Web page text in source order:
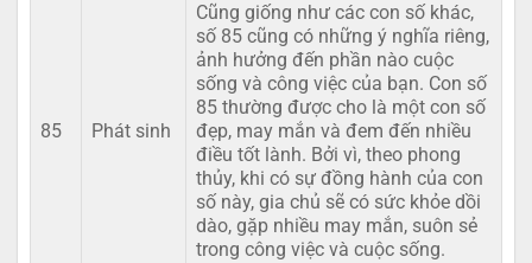
85 Phát sinh
Cũng giống như các con số khác,
số 85 cũng có những ý nghĩa riêng,
ảnh hưởng đến phần nào cuộc
sống và công việc của bạn. Con số
85 thường được cho là một con số
đẹp, may mắn và đem đến nhiều
điều tốt lành. Bởi vì, theo phong
thủy, khi có sự đồng hành của con
số này, gia chủ sẽ có sức khỏe dồi
dào, gặp nhiều may mắn, suôn sẻ
trong công việc và cuộc sống.